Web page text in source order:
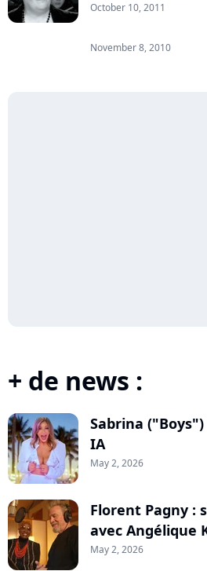
October 10, 2011
November 8, 2010
+ de news :
Sabrina
IA
May 2, 2026
Florent Pagny :
avec Angélique
May 2, 2026